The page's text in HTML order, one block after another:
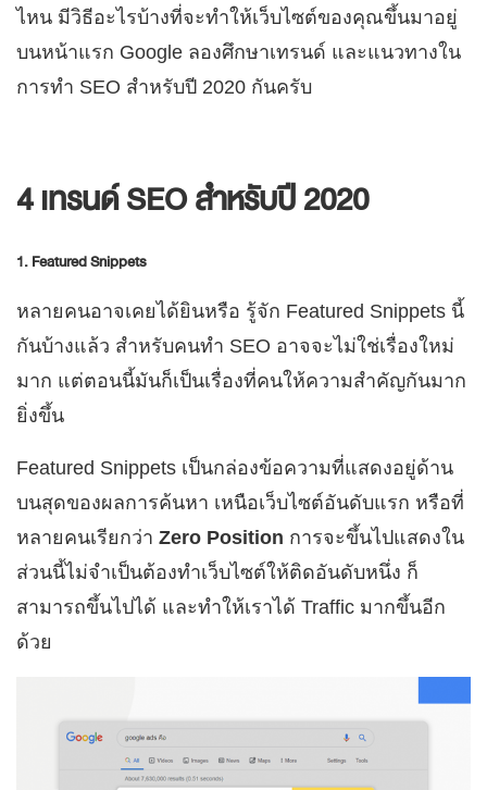
ไหน มีวิธีอะไรบ้างที่จะทำให้เว็บไซต์ของคุณขึ้นมาอยู่
บนหน้าแรก Google ลองศึกษาเทรนด์ และแนวทางใน
การทำ SEO สำหรับปี 2020 กันครับ
4 เทรนด์ SEO สำหรับปี 2020
1. Featured Snippets
หลายคนอาจเคยได้ยินหรือ รู้จัก Featured Snippets นี้
กันบ้างแล้ว สำหรับคนทำ SEO อาจจะไม่ใช่เรื่องใหม่
มาก แต่ตอนนี้มันก็เป็นเรื่องที่คนให้ความสำคัญกันมาก
ยิ่งขึ้น
Featured Snippets เป็นกล่องข้อความที่แสดงอยู่ด้าน
บนสุดของผลการค้นหา เหนือเว็บไซต์อันดับแรก หรือที่
หลายคนเรียกว่า Zero Position การจะขึ้นไปแสดงใน
ส่วนนี้ไม่จำเป็นต้องทำเว็บไซต์ให้ติดอันดับหนึ่ง ก็
สามารถขึ้นไปได้ และทำให้เราได้ Traffic มากขึ้นอีก
ด้วย